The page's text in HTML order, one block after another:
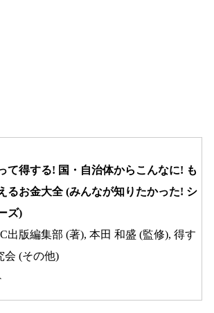
て得する! 国・自治体からこんなに! も
るお金大全 (みんなが知りたかった! シ
ズ)
出版編集部 (著), 本田 和盛 (監修), 得す
会 (その他)